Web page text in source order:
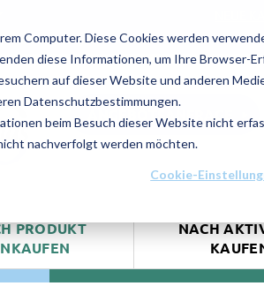
Computer. Diese Cookies werden
diese Informationen, um Ihre Browser-
auf dieser Website und anderen
Datenschutzbestimmungen.
beim Besuch dieser Website nicht
nachverfolgt werden möchten.
Cookie-
5 - 8 Bewertungen
ANGEBOTSANFRAGE
PRODUKT
NACH